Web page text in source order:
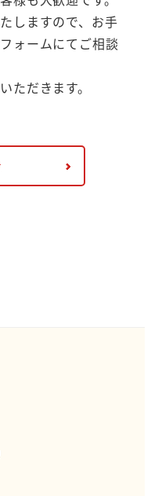
しますので、お手
ォームにてご相談
ただきます。